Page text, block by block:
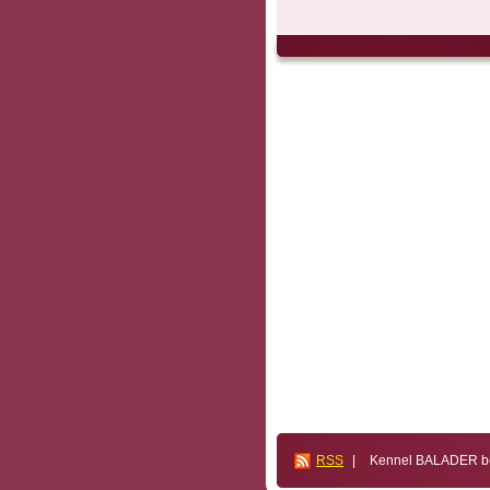
RSS | Kennel BALADER